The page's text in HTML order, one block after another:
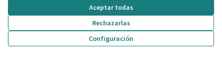
Aceptar todas
Rechazarlas
Configuración
Implantación de puntos